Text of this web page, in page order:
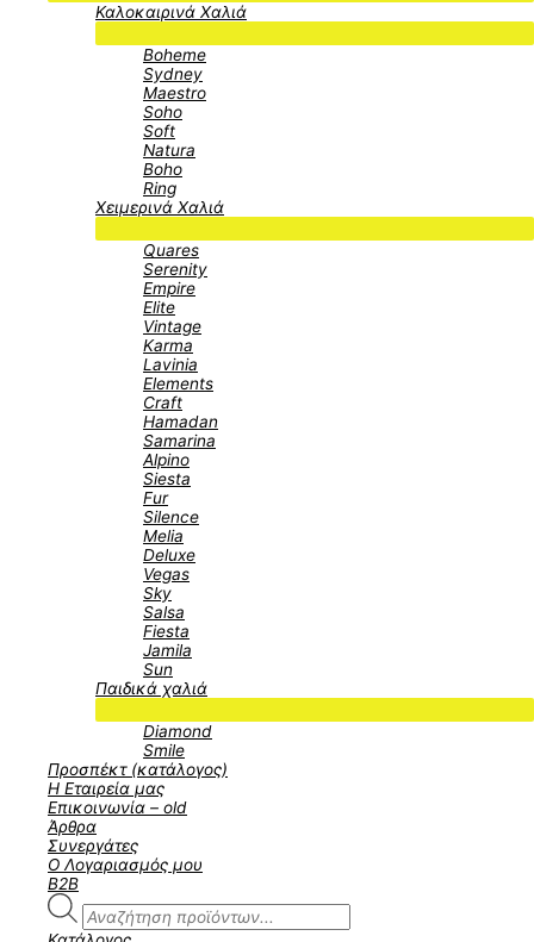
Καλοκαιρινά Χαλιά
Boheme
Sydney
Maestro
Soho
Soft
Natura
Boho
Ring
Χειμερινά Χαλιά
Quares
Serenity
Empire
Elite
Vintage
Karma
Lavinia
Elements
Craft
Hamadan
Samarina
Alpino
Siesta
Fur
Silence
Melia
Deluxe
Vegas
Sky
Salsa
Fiesta
Jamila
Sun
Παιδικά χαλιά
Diamond
Smile
Προσπέκτ (κατάλογος)
Η Εταιρεία μας
Επικοινωνία – old
Άρθρα
Συνεργάτες
Ο Λογαριασμός μου
B2B
Products
search